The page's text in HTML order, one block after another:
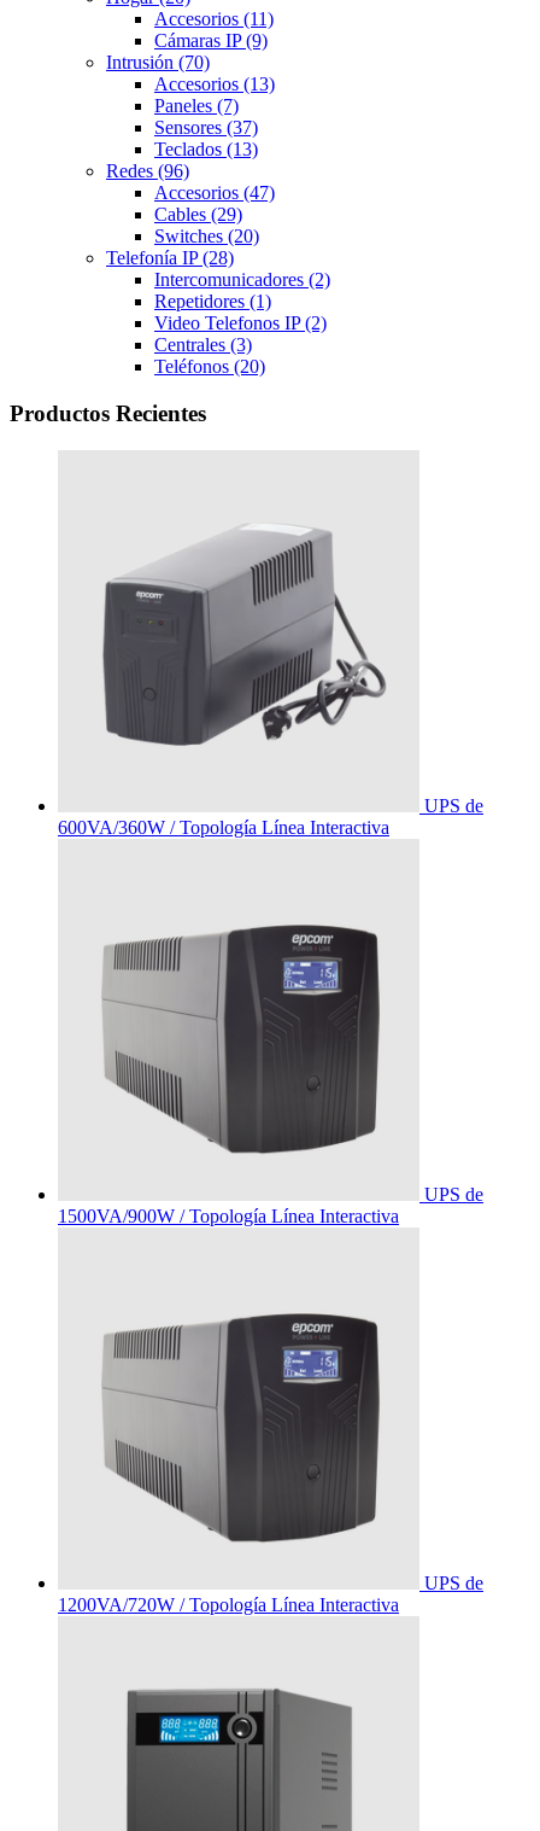
Accesorios (11)
Cámaras IP(9)
Intrusión (70)
Accesorios (13)
Paneles (7)
Sensores (37)
Teclados (13)
Redes (96)
Accesorios (47)
Cables (29)
Switches (20)
Telefonía IP(28)
Intercomunicadores (2)
Repetidores (1)
Video Telefonos IP(2)
Centrales (3)
Teléfonos (20)
Productos Recientes
UPS de
600VA/360W / Topología Línea Interactiva
UPS de
1500VA/900W / Topología Línea Interactiva
UPS de
1200VA/720W / Topología Línea Interactiva